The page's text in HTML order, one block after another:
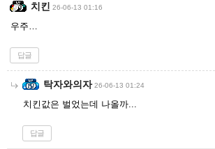
치킨 26-06-13 01:16
우주…
답글
탁자와의자 26-06-13 01:24
치킨값은 벌었는데 나올까...
답글